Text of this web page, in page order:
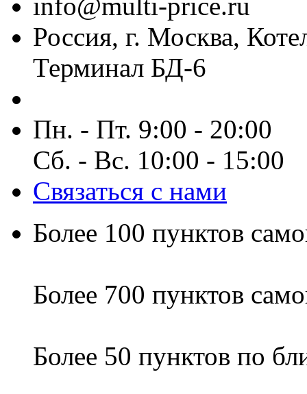
Россия, г. Москва,
Терминал БД-6
Пн. - Пт. 9:00 - 20:00
Сб. - Вс. 10:00 - 15:00
Связаться с нами
Более 100 пунктов
Более 700 пунктов
Более 50 пунктов по